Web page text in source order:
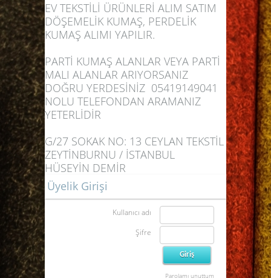
EV TEKSTİLİ ÜRÜNLERİ ALIM SATIM
DÖŞEMELİK KUMAŞ, PERDELİK
KUMAŞ ALIMI YAPILIR.
PARTİ KUMAŞ ALANLAR VEYA PARTİ
MALI ALANLAR ARIYORSANIZ
DOĞRU YERDESİNİZ 05419149041
NOLU TELEFONDAN ARAMANIZ
YETERLİDİR
G/27 SOKAK NO: 13 CEYLAN TEKSTİL
ZEYTİNBURNU / İSTANBUL
HÜSEYİN DEMİR
Üyelik Girişi
Kullanıcı adı
Şifre
Parolamı unuttum